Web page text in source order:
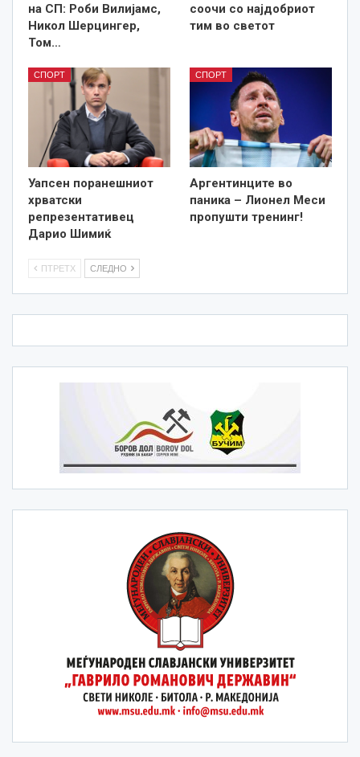
на СП: Роби Вилијамс,
Никол Шерцингер,
Том…
соочи со најдобриот
тим во светот
СПОРТ
Уапсен поранешниот
хрватски
репрезентативец
Дарио Шимиќ
СПОРТ
Аргентинците во
паника – Лионел Меси
пропушти тренинг!
ПТРЕТХ СЛЕДНО